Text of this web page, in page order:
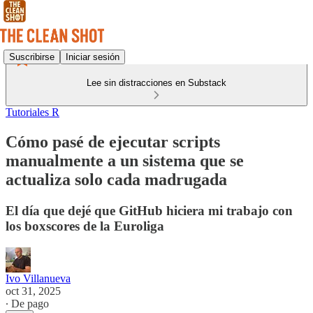
Suscribirse Iniciar sesión
Lee sin distracciones en Substack
Tutoriales R
Cómo pasé de ejecutar scripts
manualmente a un sistema que se
actualiza solo cada madrugada
El día que dejé que GitHub hiciera mi trabajo con
los boxscores de la Euroliga
Ivo Villanueva
oct 31, 2025
∙ De pago